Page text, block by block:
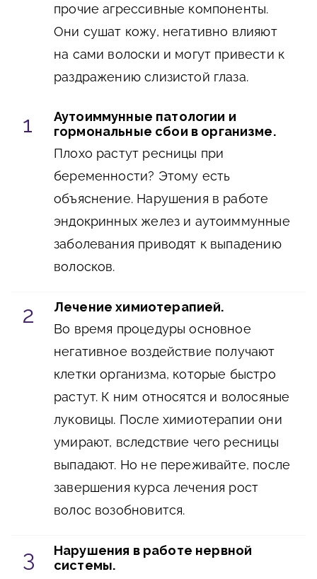
прочие агрессивные компоненты.
Они сушат кожу, негативно влияют
на сами волоски и могут привести к
раздражению слизистой глаза.
Аутоиммунные патологии и
гормональные сбои в организме.
Плохо растут ресницы при
беременности? Этому есть
объяснение. Нарушения в работе
эндокринных желез и аутоиммунные
заболевания приводят к выпадению
волосков.
Лечение химиотерапией.
Во время процедуры основное
негативное воздействие получают
клетки организма, которые быстро
растут. К ним относятся и волосяные
луковицы. После химиотерапии они
умирают, вследствие чего ресницы
выпадают. Но не переживайте, после
завершения курса лечения рост
волос возобновится.
Нарушения в работе нервной
системы.